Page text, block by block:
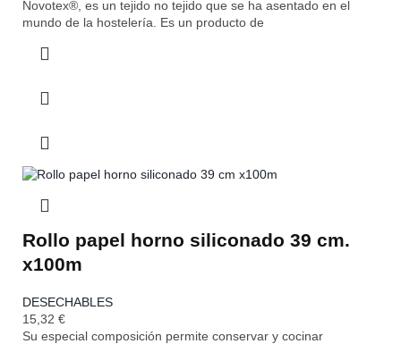
Novotex®, es un tejido no tejido que se ha asentado en el
mundo de la hostelería. Es un producto de
Rollo papel horno siliconado 39 cm.
x100m
DESECHABLES
15,32 €
Su especial composición permite conservar y cocinar